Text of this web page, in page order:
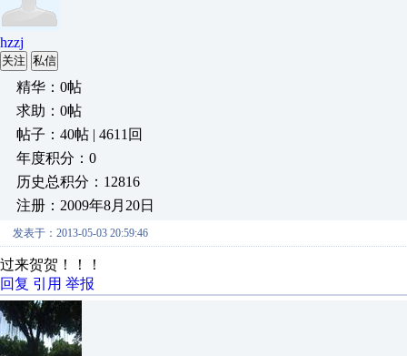
hzzj
关注 私信
精华：0帖
求助：0帖
帖子：40帖 | 4611回
年度积分：0
历史总积分：12816
注册：2009年8月20日
发表于：2013-05-03 20:59:46
过来贺贺！！！
回复 引用 举报